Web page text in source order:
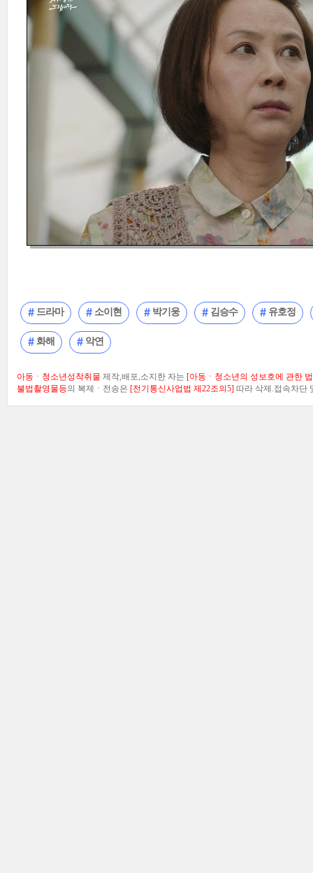
드라마 소이현 박기웅 김승수 유호정
화해 악연
아동ㆍ청소년성착취물 제작,배포,소지한 자는 [아동ㆍ청소년의 성보호에 관한
불법촬영물등의 복제ㆍ전송은 [전기통신사업법 제22조의5] 따라 삭제.접속차단